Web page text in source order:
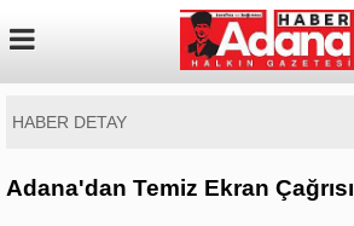
HABER DETAY
Adana'dan Temiz Ekran Çağrısı